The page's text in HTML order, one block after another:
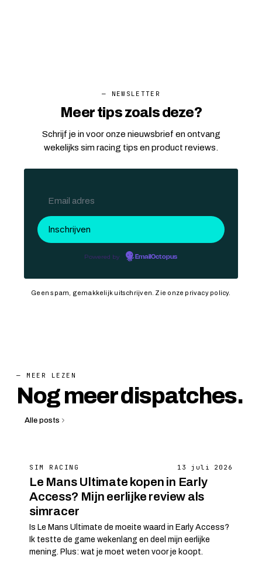
— NEWSLETTER
Meer tips zoals deze?
Schrijf je in voor onze nieuwsbrief en ontvang
wekelijks sim racing tips en product reviews.
Powered by EmailOctopus
Geen spam, gemakkelijk uitschrijven. Zie onze privacy policy.
— MEER LEZEN
Nog meer dispatches.
Alle posts
SIM RACING 13 juli 2026
Le Mans Ultimate kopen in Early
Access? Mijn eerlijke review als
simracer
Is Le Mans Ultimate de moeite waard in Early Access?
Ik testte de game wekenlang en deel mijn eerlijke
mening. Plus: wat je moet weten voor je koopt.